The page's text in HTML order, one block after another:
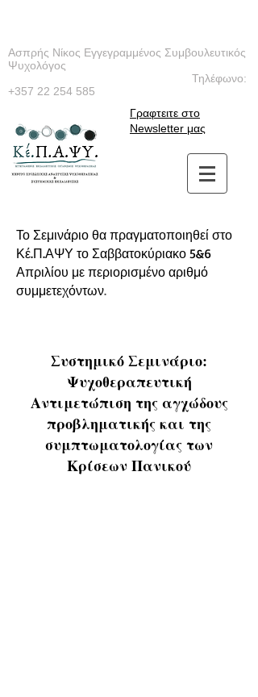
Ασπρής Νίκος Εγγεγραμμένος Συμβουλευτικός
Ψυχολόγος
Τηλέφωνο:
+357 22 254 585
Γραφτειτε στο
Newsletter μας
Το Σεμινάριο θα πραγματοποιηθεί στο
Κέ.Π.ΑΨΥ το Σαββατοκύριακο 5&6
Απριλίου με περιορισμένο αριθμό
συμμετεχόντων.
Συστημικό Σεμινάριο:
Ψυχοθεραπευτική
Αντιμετώπιση της αγχώδους
προβληματικής και της
συμπτωματολογίας των
Κρίσεων Πανικού